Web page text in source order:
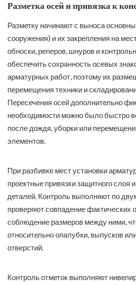
Разметка осей и привязка к
Разметку начинают с выноса
сооружения) и их закрепления на
обноски, реперов, шнуров и
обеспечить сохранность осевых
арматурных работ, поэтому их
перемещения техники и
Пересечения осей дополнительно
необходимости можно было быстро
после дождя, уборки или
элементов.
При разбивке мест установки
проектные привязки защитного слоя
деталей. Контроль выполняют по
проверяют совпадение фактических
соблюдение размеров между ними,
относительно опалубки, выпусков
отверстий.
Контроль отметок выполняют